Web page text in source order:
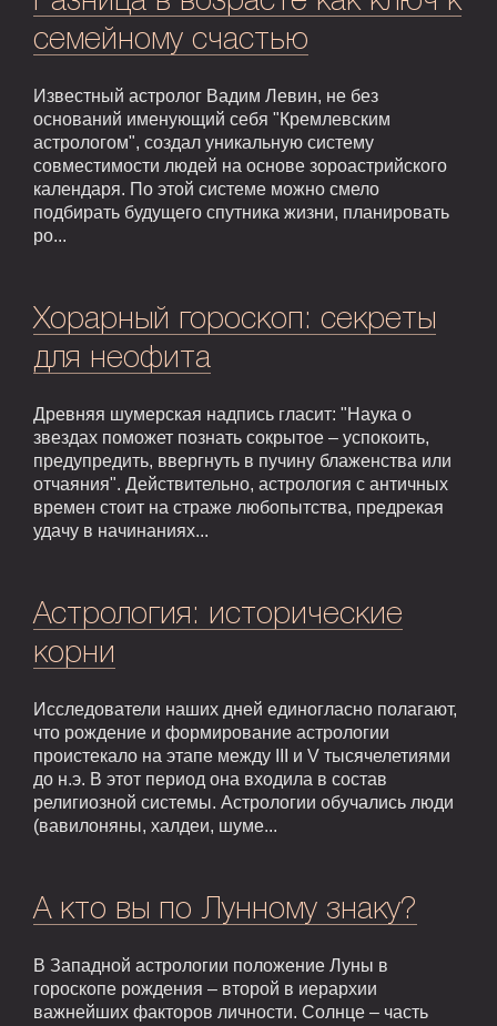
семейному счастью
Известный астролог Вадим Левин, не без
оснований именующий себя "Кремлевским
астрологом", создал уникальную систему
совместимости людей на основе зороастрийского
календаря. По этой системе можно смело
подбирать будущего спутника жизни, планировать
ро...
Хорарный гороскоп: секреты
для неофита
Древняя шумерская надпись гласит: "Наука о
звездах поможет познать сокрытое – успокоить,
предупредить, ввергнуть в пучину блаженства или
отчаяния". Действительно, астрология с античных
времен стоит на страже любопытства, предрекая
удачу в начинаниях...
Астрология: исторические
корни
Исследователи наших дней единогласно полагают,
что рождение и формирование астрологии
проистекало на этапе между III и V тысячелетиями
до н.э. В этот период она входила в состав
религиозной системы. Астрологии обучались люди
(вавилоняны, халдеи, шуме...
А кто вы по Лунному знаку?
В Западной астрологии положение Луны в
гороскопе рождения – второй в иерархии
важнейших факторов личности. Солнце – часть